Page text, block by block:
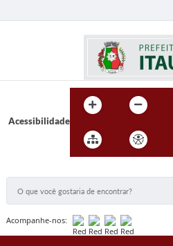
Acessibilidade
Acompanhe-nos: